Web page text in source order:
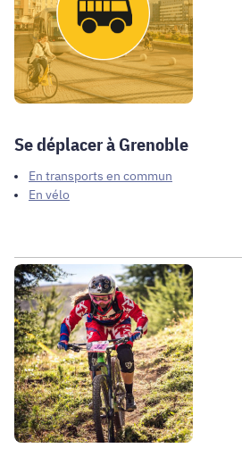
Se déplacer à Grenoble
En transports en commun
En vélo